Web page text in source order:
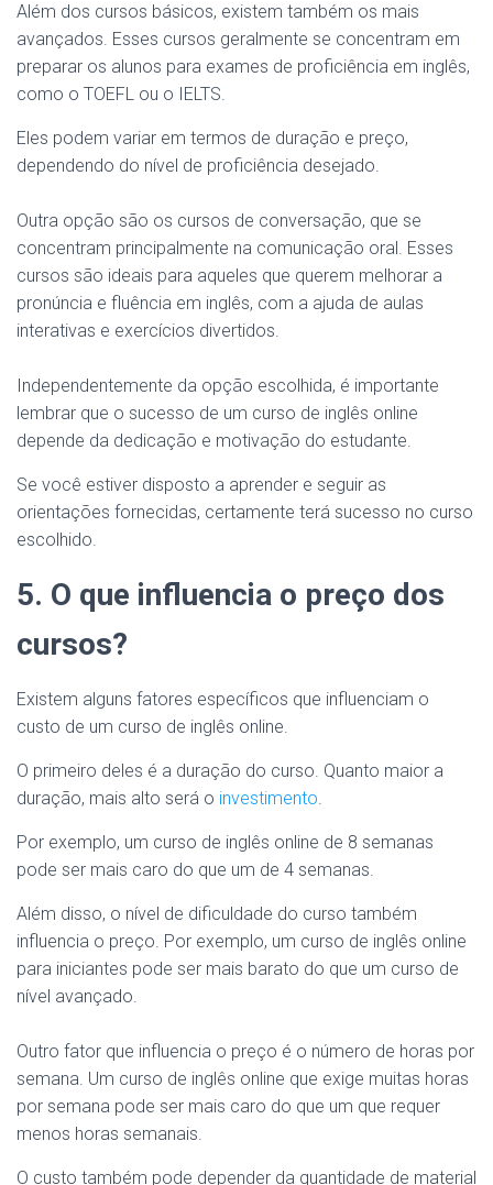
Além dos cursos básicos, existem também os mais
avançados. Esses cursos geralmente se concentram em
preparar os alunos para exames de proficiência em inglês,
como o TOEFL ou o IELTS.
Eles podem variar em termos de duração e preço,
dependendo do nível de proficiência desejado.
Outra opção são os cursos de conversação, que se
concentram principalmente na comunicação oral. Esses
cursos são ideais para aqueles que querem melhorar a
pronúncia e fluência em inglês, com a ajuda de aulas
interativas e exercícios divertidos.
Independentemente da opção escolhida, é importante
lembrar que o sucesso de um curso de inglês online
depende da dedicação e motivação do estudante.
Se você estiver disposto a aprender e seguir as
orientações fornecidas, certamente terá sucesso no curso
escolhido.
5. O que influencia o preço dos
cursos?
Existem alguns fatores específicos que influenciam o
custo de um curso de inglês online.
O primeiro deles é a duração do curso. Quanto maior a
duração, mais alto será o investimento.
Por exemplo, um curso de inglês online de 8 semanas
pode ser mais caro do que um de 4 semanas.
Além disso, o nível de dificuldade do curso também
influencia o preço. Por exemplo, um curso de inglês online
para iniciantes pode ser mais barato do que um curso de
nível avançado.
Outro fator que influencia o preço é o número de horas por
semana. Um curso de inglês online que exige muitas horas
por semana pode ser mais caro do que um que requer
menos horas semanais.
O custo também pode depender da quantidade de material